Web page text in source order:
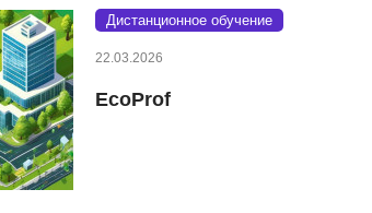
Дистанционное обучение
22.03.2026
EcoProf